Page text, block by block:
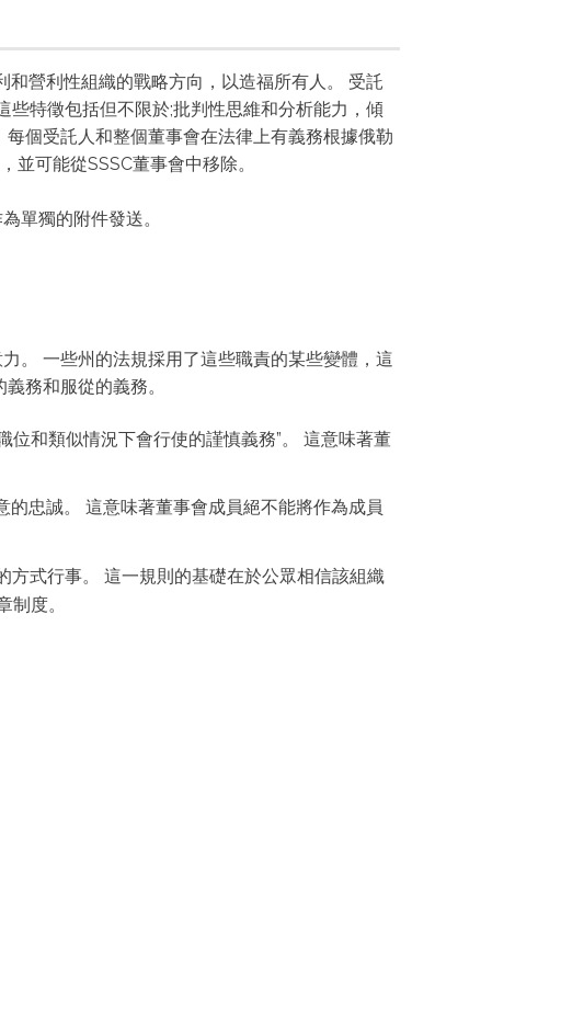
營利性組織的戰略方向，以造福所有人。 受託
特徵包括但不限於;批判性思維和分析能力，傾
個受託人和整個董事會在法律上有義務根據俄勒
可能從SSSC董事會中移除。
單獨的附件發送。
。 一些州的法規採用了這些職責的某些變體，這
務和服從的義務。
和類似情況下會行使的謹慎義務”。 這意味著董
忠誠。 這意味著董事會成員絕不能將作為成員
方式行事。 這一規則的基礎在於公眾相信該組織
度。